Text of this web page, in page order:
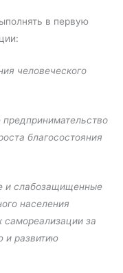
в первую
человеческого
предпринимательство
благосостояния
и слабозащищенные
населения
самореализации за
и развитию